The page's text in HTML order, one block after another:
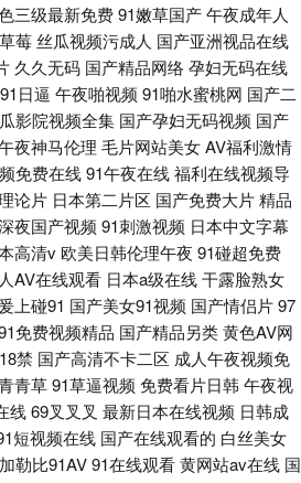
三级最新免费91嫩草国产午夜成年人
莓丝瓜视频污成人 国产亚洲视品在线
久久无码 国产精品网络 孕妇无码在线
91日逼 午夜啪视频 91啪水蜜桃网 国产二
影院视频全集 国产孕妇无码视频 国产
夜神马伦理 毛片网站美女AV福利激情
免费在线91午夜在线福利在线视频导
论片 日本第二片区 国产免费大片精品
夜国产视频 91刺激视频 日本中文字幕
高清v 欧美日韩伦理午夜 91碰超免费
AV在线观看 日本a级在线干露脸熟女
爰上碰91 国产美女91视频 国产情侣片97
免费视频精品 国产精品另类黄色AV网
禁 国产高清不卡二区 成人午夜视频免
青草91草逼视频 免费看片日韩 午夜视
线69叉叉叉 最新日本在线视频 日韩成
短视频在线 国产在线观看的 白丝美女
加勒比91AV91在线观看黄网站av在线 国